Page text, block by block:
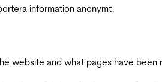
information anonymt.
website and what pages have been